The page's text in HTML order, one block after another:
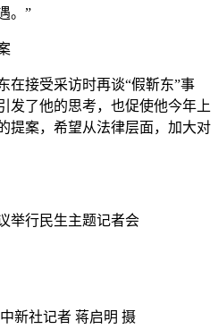
。”
接受采访时再谈“假靳东”事
发了他的思考，也促使他今年上
提案，希望从法律层面，加大对
行民生主题记者会
新社记者 蒋启明 摄